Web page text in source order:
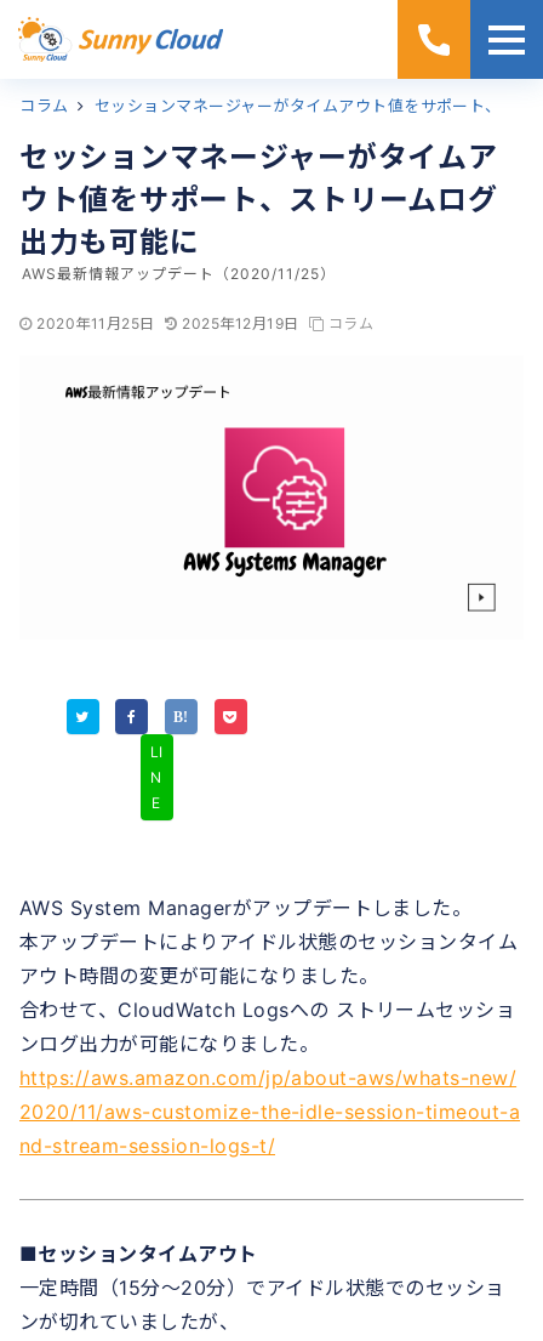
ホーム
コラム
セッションマネージャーがタイムア
ウト値をサポート、ストリームログ
出力も可能に
AWS最新情報アップデート（2020/11/25）
2020年11月25日 2025年12月19日 コラム
LI
N
E
AWS System Managerがアップデートしました。
本アップデートによりアイドル状態のセッションタイム
アウト時間の変更が可能になりました。
合わせて、CloudWatch Logsへの ストリームセッショ
ンログ出力が可能になりました。
https://aws.amazon.com/jp/about-aws/whats-new/
2020/11/aws-customize-the-idle-session-timeout-a
nd-stream-session-logs-t/
■セッションタイムアウト
一定時間（15分～20分）でアイドル状態でのセッショ
ンが切れていましたが、